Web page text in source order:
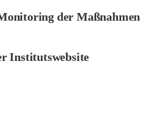
der Maßnahmen
Institutswebsite